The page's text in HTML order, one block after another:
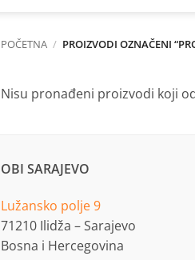
POČETNA / PROIZVODI OZNAČENI
Nisu pronađeni proizvodi koji
OBI SARAJEVO
Lužansko polje 9
71210 Ilidža – Sarajevo
Bosna i Hercegovina